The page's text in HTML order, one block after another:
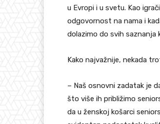
u Evropi i u svetu. Kao
odgovornost na nama i
dolazimo do svih saznanja
Kako najvažnije, nekada
– Naš osnovni zadatak je
što više ih približimo
da u ženskoj košarci